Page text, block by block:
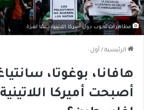
مظاهرات تجوب دول أميركا اللاتينية دعمًا لغزة.
الرئيسية / أول
هافانا، بوغوتا،
أصبحت أميركا